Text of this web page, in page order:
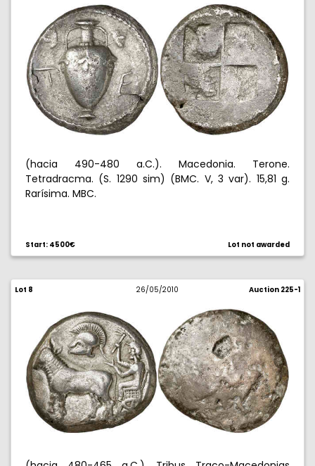
(hacia 490-480 a.C.). Macedonia. Terone.
Tetradracma. (S. 1290 sim) (BMC. V, 3 var). 15,81 g.
Rarísima. MBC.
Start: 4500€ Lot not awarded
Lot 8 26/05/2010 Auction 225-1